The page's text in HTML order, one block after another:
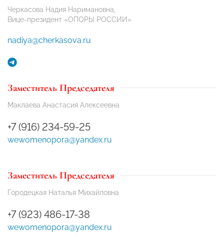
Черкасова Надия Наримановна,
Вице-президент «ОПОРЫ РОССИИ»
nadiya@cherkasova.ru
Заместитель Председателя
Маклаева Анастасия Алексеевна
+7 (916) 234-59-25
wewomenopora@yandex.ru
Заместитель Председателя
Городецкая Наталья Михайловна
+7 (923) 486-17-38
wewomenopora@yandex.ru